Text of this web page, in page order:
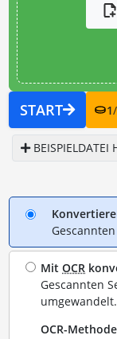
START 1/
BEISPIELDATEI
MitOCR
Gescannten
OCR-